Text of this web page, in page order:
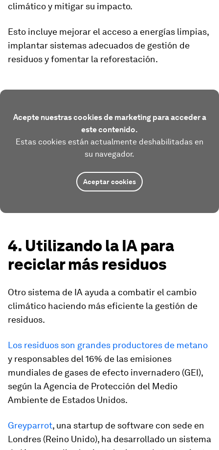
climático y mitigar su impacto.
Esto incluye mejorar el acceso a energías limpias,
implantar sistemas adecuados de gestión de
residuos y fomentar la reforestación.
Acepte nuestras cookies de marketing para acceder a
este contenido.
Estas cookies están actualmente deshabilitadas en
su navegador.
Aceptar cookies
4. Utilizando la IA para
reciclar más residuos
Otro sistema de IA ayuda a combatir el cambio
climático haciendo más eficiente la gestión de
residuos.
Los residuos son grandes productores de metano
y responsables del 16% de las emisiones
mundiales de gases de efecto invernadero (GEI),
según la Agencia de Protección del Medio
Ambiente de Estados Unidos.
Greyparrot, una startup de software con sede en
Londres (Reino Unido), ha desarrollado un sistema